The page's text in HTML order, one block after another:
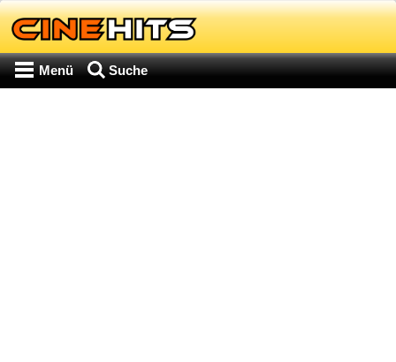
Menü Suche